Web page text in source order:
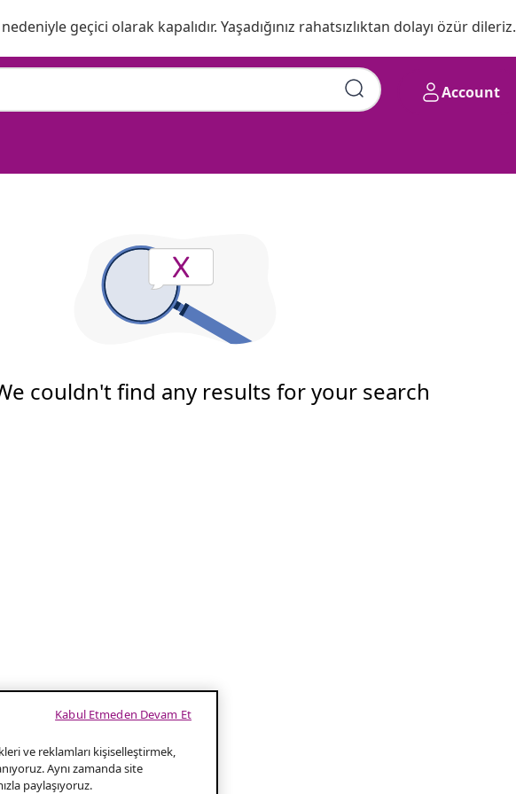
geçici olarak kapalıdır. Yaşadığınız rahatsızlıktan dolayı özür dileriz.
Account
couldn't find any results for your search
ve reklamları kişiselleştirmek,
Aynı zamanda site
paylaşıyoruz.
Kabul Etmeden Devam Et